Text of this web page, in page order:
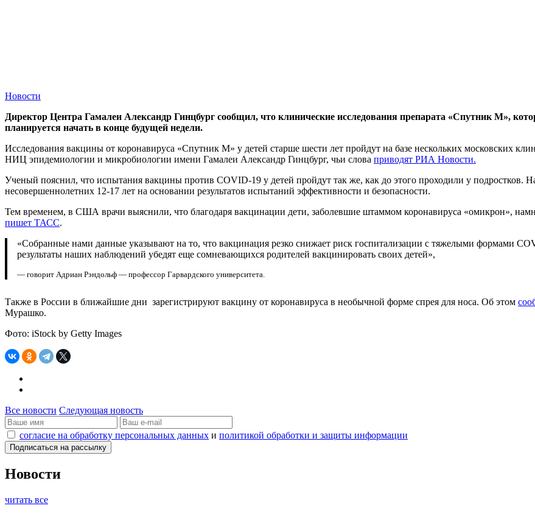
Новости
Директор Центра Гамалеи Александр Гинцбург сообщил, что клинические исследования препарата «Спутник М»,
планируется начать в конце будущей недели.
Исследования вакцины от коронавируса «Спутник М» у детей старше шести лет пройдут на базе нескольких московских
НИЦ эпидемиологии и микробиологии имени Гамалеи Александр Гинцбург, чьи слова приводят РИА Новости.
Ученый пояснил, что испытания вакцины против COVID-19 у детей пройдут так же, как до этого проходили у
несовершеннолетних 12-17 лет на основании результатов испытаний эффективности и безопасности.
Тем временем, в США врачи выяснили, что благодаря вакцинации дети, заболевшие штаммом коронавируса «омикрон»,
пишет ТАСС.
«Собранные нами данные указывают на то, что вакцинация резко снижает риск госпитализации с тяжелыми формами
результаты наших наблюдений убедят еще сомневающихся родителей вакцинировать своих детей»,
— говорит Адриан Рэндольф — профессор Гарвардского университета.
Также в России в ближайшие дни зарегистрируют вакцину от коронавируса в необычной форме спрея для носа. Об этом
Мурашко.
Фото: iStock by Getty Images
Все новости Следующая новость
согласие на обработку персональных данных и политикой обработки и защиты информации
Новости
читать все